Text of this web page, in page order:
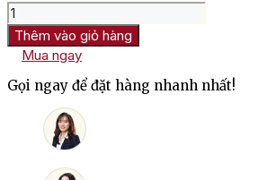
Hộp
Quà
Tết
Sắc
Xuân
HQT2615
Thêm vào giỏ hàng
Mua ngay
Gọi ngay để đặt hàng nhanh nhất!